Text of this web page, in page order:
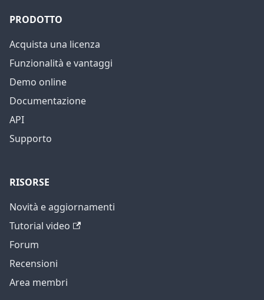
PRODOTTO
Acquista una licenza
Funzionalità e vantaggi
Demo online
Documentazione
API
Supporto
RISORSE
Novità e aggiornamenti
Tutorial video
Forum
Recensioni
Area membri